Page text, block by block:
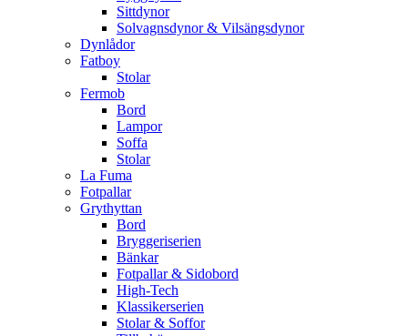
Sittdynor
Solvagnsdynor & Vilsängsdynor
Dynlådor
Fatboy
Stolar
Fermob
Bord
Lampor
Soffa
Stolar
La Fuma
Fotpallar
Grythyttan
Bord
Bryggeriserien
Bänkar
Fotpallar & Sidobord
High-Tech
Klassikerserien
Stolar & Soffor